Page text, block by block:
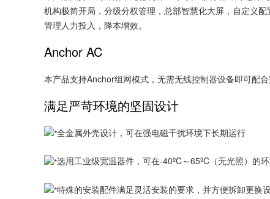
机构极简开局，分级分权管理，总部智慧化大屏，自定义
管理人力投入，降本增效。
Anchor AC
本产品支持Anchor组网模式，无需无线控制器设备即可配合
满足严苛环境的坚固设计
全金属外壳设计，可在强电磁干扰环境下长期运行
选用工业级宽温器件，可在-40ºC～65ºC（无光照）的
特殊的安装配件满足灵活安装的要求，并方便拆卸更换